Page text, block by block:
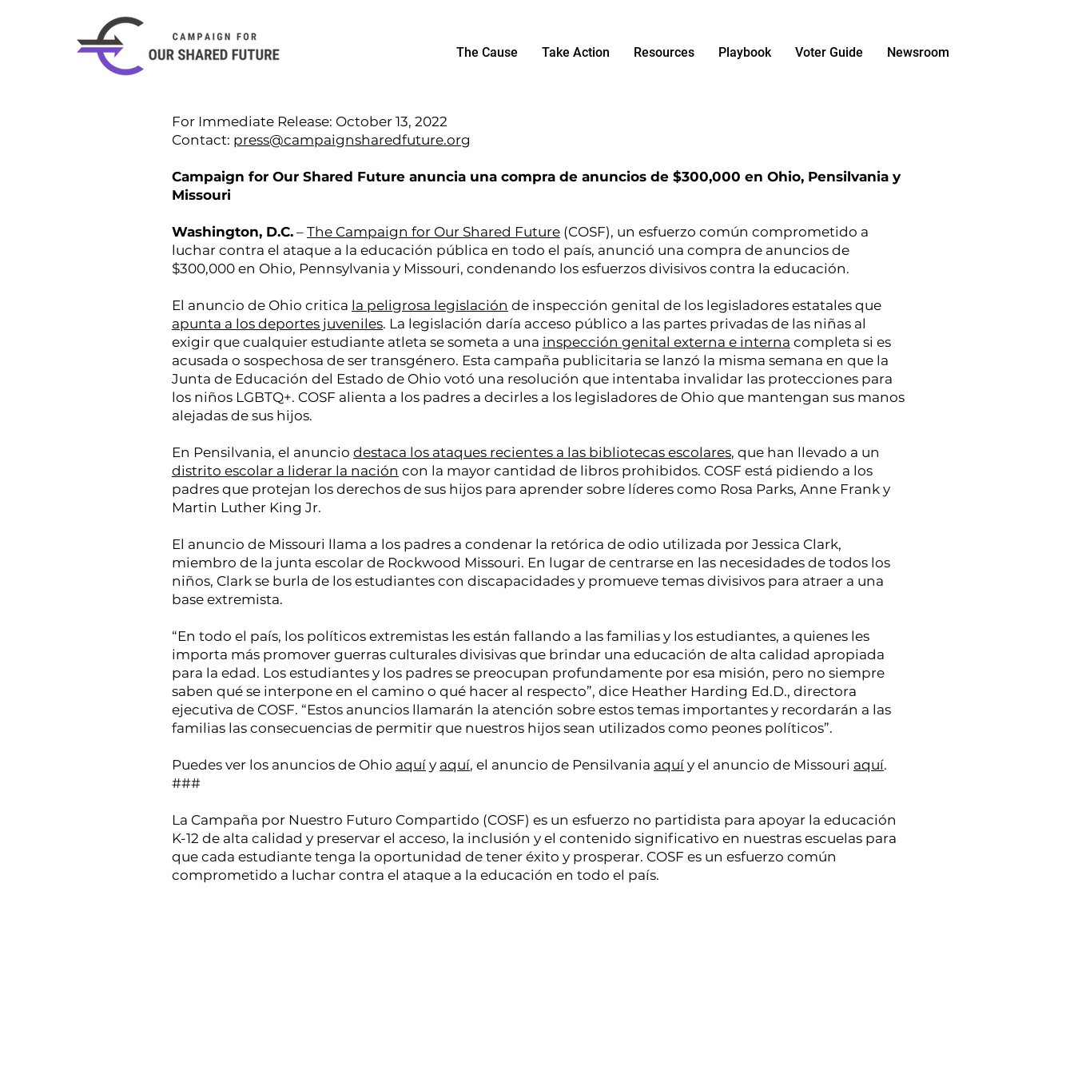
The Cause Take Action Resources Playbook Voter Guide Newsroom
For Immediate Release: October 13, 2022
Contact: press@campaignsharedfuture.org
Campaign for Our Shared Future anuncia una compra de anuncios de $300,000 en Ohio, Pensilvania y
Missouri
Washington, D.C. – The Campaign for Our Shared Future (COSF), un esfuerzo común comprometido a
luchar contra el ataque a la educación pública en todo el país, anunció una compra de anuncios de
$300,000 en Ohio, Pennsylvania y Missouri, condenando los esfuerzos divisivos contra la educación.
El anuncio de Ohio critica la peligrosa legislación de inspección genital de los legisladores estatales que
apunta a los deportes juveniles. La legislación daría acceso público a las partes privadas de las niñas al
exigir que cualquier estudiante atleta se someta a una inspección genital externa e interna completa si es
acusada o sospechosa de ser transgénero. Esta campaña publicitaria se lanzó la misma semana en que la
Junta de Educación del Estado de Ohio votó una resolución que intentaba invalidar las protecciones para
los niños LGBTQ+. COSF alienta a los padres a decirles a los legisladores de Ohio que mantengan sus manos
alejadas de sus hijos.
En Pensilvania, el anuncio destaca los ataques recientes a las bibliotecas escolares, que han llevado a un
distrito escolar a liderar la nación con la mayor cantidad de libros prohibidos. COSF está pidiendo a los
padres que protejan los derechos de sus hijos para aprender sobre líderes como Rosa Parks, Anne Frank y
Martin Luther King Jr.
El anuncio de Missouri llama a los padres a condenar la retórica de odio utilizada por Jessica Clark,
miembro de la junta escolar de Rockwood Missouri. En lugar de centrarse en las necesidades de todos los
niños, Clark se burla de los estudiantes con discapacidades y promueve temas divisivos para atraer a una
base extremista.
“En todo el país, los políticos extremistas les están fallando a las familias y los estudiantes, a quienes les
importa más promover guerras culturales divisivas que brindar una educación de alta calidad apropiada
para la edad. Los estudiantes y los padres se preocupan profundamente por esa misión, pero no siempre
saben qué se interpone en el camino o qué hacer al respecto”, dice Heather Harding Ed.D., directora
ejecutiva de COSF. “Estos anuncios llamarán la atención sobre estos temas importantes y recordarán a las
familias las consecuencias de permitir que nuestros hijos sean utilizados como peones políticos”.
Puedes ver los anuncios de Ohio aquí y aquí, el anuncio de Pensilvania aquí y el anuncio de Missouri aquí.
###
La Campaña por Nuestro Futuro Compartido (COSF) es un esfuerzo no partidista para apoyar la educación
K-12 de alta calidad y preservar el acceso, la inclusión y el contenido significativo en nuestras escuelas para
que cada estudiante tenga la oportunidad de tener éxito y prosperar. COSF es un esfuerzo común
comprometido a luchar contra el ataque a la educación en todo el país.